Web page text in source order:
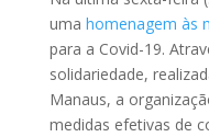
uma homenagem às
para a Covid-19.
solidariedade,
Manaus, a
medidas efetivas de